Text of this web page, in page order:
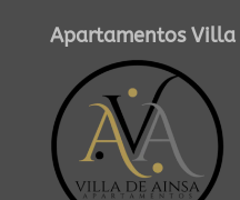
Apartamentos Villa